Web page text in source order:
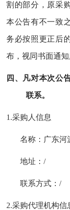
割的部分，原采
本公告有不一致
务必按照更正后
布，视同书面通知
四、 凡对本次公
联系。
1.采购人信息
名称：广东河
地址：/
联系方式：/
2.采购代理机构信